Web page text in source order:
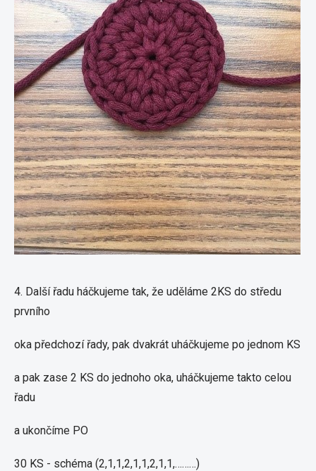
4. Další řadu háčkujeme tak, že uděláme 2KS do středu
prvního
oka předchozí řady, pak dvakrát uháčkujeme po jednom KS
a pak zase 2 KS do jednoho oka, uháčkujeme takto celou
řadu
a ukončíme PO
30 KS - schéma (2,1,1,2,1,1,2,1,1,………)